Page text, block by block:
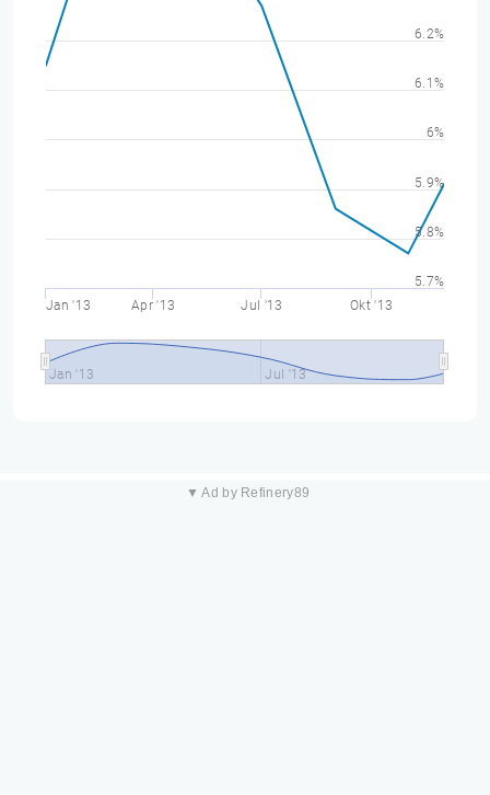
Jan '13 Apr '13 Jul '13 Okt '13
Jan '13 Jul '13
5.7%
5.8%
5.9%
6%
6.1%
6.2%
▼ Ad by Refinery89